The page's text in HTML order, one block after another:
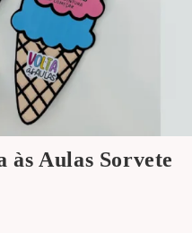
Aulas Sorvete